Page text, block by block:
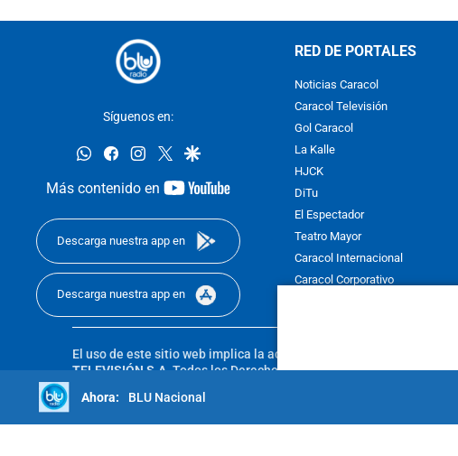
Síguenos en:
whatsappfacebookinstagram
twittergoogle
Más contenido en
youtube-
Descarga nuestra app en
Descarga nuestra app en
RED DE PORTALES
Noticias Caracol
Caracol Televisión
Gol Caracol
La Kalle
HJCK
DiTu
El Espectador
Teatro Mayor
Caracol Internacional
Caracol Corporativo
El uso de este sitio web implica la aceptación de los
TELEVISIÓN S.A.Todos los Derechos Reservados D.R.A.
sin autorización escrita de su titular. Reproduction in whole or in
reserved 2025.BLU Nacional